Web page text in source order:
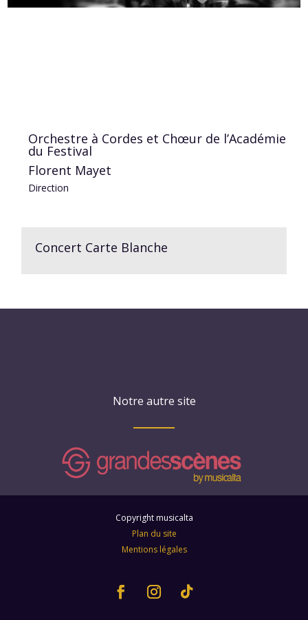
Orchestre à Cordes et Chœur de l’Académie
du Festival
Florent Mayet
Direction
Concert Carte Blanche
Notre autre site
Copyright musicalta
Plan du site
Mentions légales